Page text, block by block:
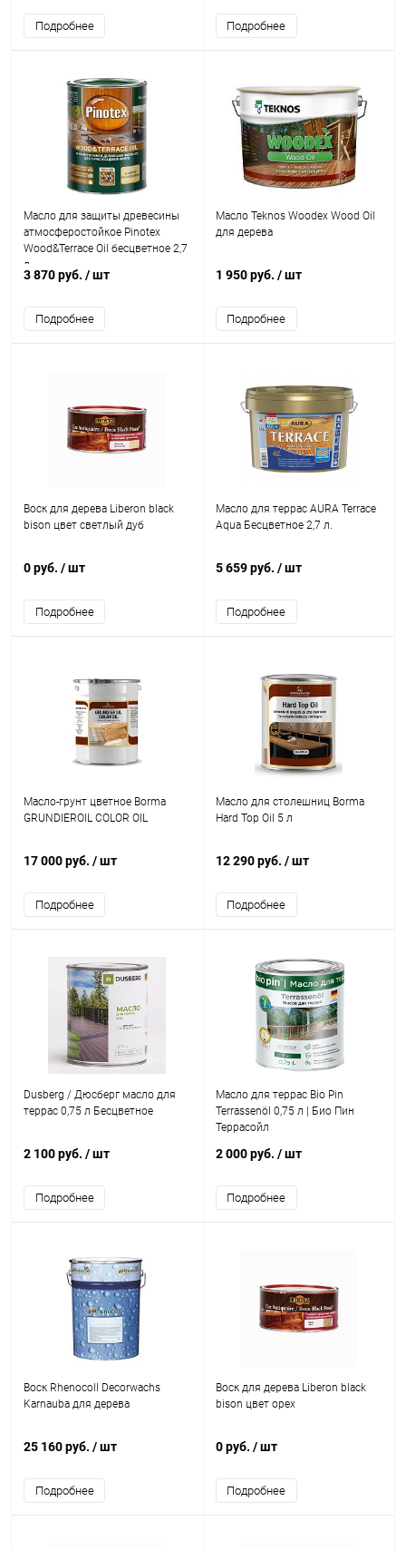
Подробнее Подробнее
Масло для защиты древесины
атмосферостойкое Pinotex
Wood&Terrace Oil бесцветное 2,7
л.
3 870 руб. / шт
Подробнее
Масло Teknos Woodex Wood Oil
для дерева
1 950 руб. / шт
Подробнее
Воск для дерева Liberon black
bison цвет светлый дуб
0 руб. / шт
Подробнее
Масло для террас AURA Terrace
Aqua Бесцветное 2,7 л.
5 659 руб. / шт
Подробнее
Масло-грунт цветное Borma
GRUNDIEROIL COLOR OIL
17 000 руб. / шт
Подробнее
Масло для столешниц Borma
Hard Top Oil 5 л
12 290 руб. / шт
Подробнее
Dusberg / Дюсберг масло для
террас 0,75 л Бесцветное
2 100 руб. / шт
Подробнее
Масло для террас Bio Pin
Terrassenöl 0,75 л | Био Пин
Террасойл
2 000 руб. / шт
Подробнее
Воск Rhenocoll Decorwachs
Karnauba для дерева
25 160 руб. / шт
Подробнее
Воск для дерева Liberon black
bison цвет орех
0 руб. / шт
Подробнее